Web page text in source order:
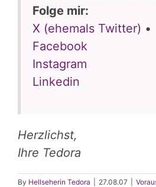
Folge mir:
X (ehemals Twitter) •
Facebook
Instagram
Linkedin
Herzlichst,
Ihre Tedora
By Hellseherin Tedora 27.08.07